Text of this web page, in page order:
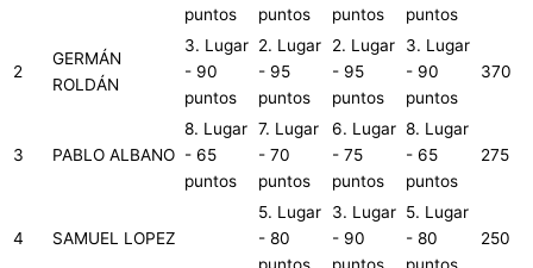
puntos
puntos
puntos
puntos
2
GERMÁN
ROLDÁN
3. Lugar
- 90
puntos
2. Lugar
- 95
puntos
2. Lugar
- 95
puntos
3. Lugar
- 90
puntos
370
3 PABLO ALBANO
8. Lugar
- 65
puntos
7. Lugar
- 70
puntos
6. Lugar
- 75
puntos
8. Lugar
- 65
puntos
275
4 SAMUEL LOPEZ
5. Lugar
- 80
3. Lugar
- 90
5. Lugar
- 80
250